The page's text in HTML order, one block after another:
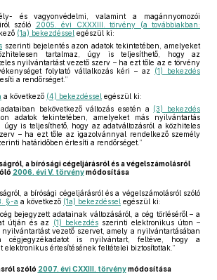
és vagyonvédelmi, valamint a magánnyomozói
szóló
2005. évi CXXXIII. törvény (a továbbiakban:
(1a) bekezdéssel egészül ki:
szerinti bejelentés azon adatok tekintetében, amelyeket
tartalmaz, úgy is teljesíthető, hogy az
nyilvántartást vezető szerv – ha ezt tőle az e törvény
folytató vállalkozás kéri – az (1) bekezdés
a rendőrséget.”
a következő (4) bekezdéssel egészül ki:
bekövetkező változás esetén a (3) bekezdés
adatok tekintetében, amelyeket más nyilvántartás
úgy is teljesíthető, hogy az adatváltozásról a közhiteles
– ha ezt tőle az igazolvánnyal rendelkező személy
határidőben értesíti a rendőrséget.”
a bírósági cégeljárásról és a végelszámolásról
2006. évi V. törvénymódosítása
a bírósági cégeljárásról és a végelszámolásról szóló
§-a a következő (1a) bekezdéssel egészül ki:
cég bejegyzett adatainak változásáról, a cég törléséről – a
útján és az
(1) bekezdésszerinti elektronikus úton –
vezető szervet, amely a nyilvántartásában
cégjegyzékadatot is nyilvántart, feltéve, hogy a
elektronikus értesítésének feltételei biztosítottak.”
szóló 2007. évi CXXIII. törvénymódosítása